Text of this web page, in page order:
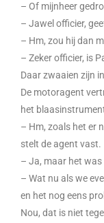
– Of mijnheer
– Jawel officier,
– Hm, zou hij dan
– Zeker officier, is
Daar zwaaien zijn
De motoragent
het
– Hm, zoals het er
stelt de agent vast.
– Ja, maar het was
– Wat nu als we
en het nog eens
Nou, dat is niet